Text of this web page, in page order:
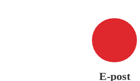
E-post